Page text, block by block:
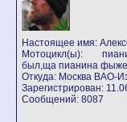
Настоящее имя:
Мотоцикл(ы):
был,ща пианина
Откуда: Москва ВАО-
Зарегистрирован:
Сообщений: 8087